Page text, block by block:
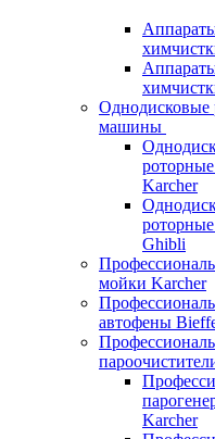
Однодисковые
машины
Karcher
Ghibli
мойки Karcher
автофены
Karcher